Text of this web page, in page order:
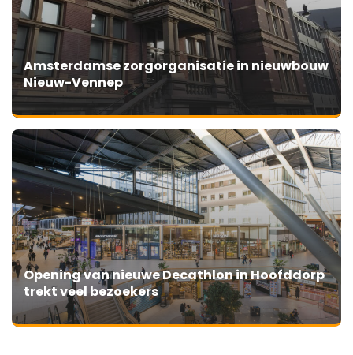
Amsterdamse zorgorganisatie in nieuwbouw
Nieuw-Vennep
Opening van nieuwe Decathlon in Hoofddorp
trekt veel bezoekers